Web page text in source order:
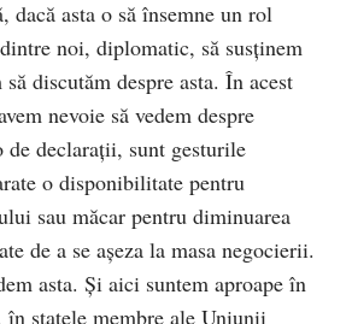
dacă asta o să însemne un rol
noi, diplomatic, să susţinem
discutăm despre asta. În acest
nevoie să vedem despre
declaraţii, sunt gesturile
o disponibilitate pentru
sau măcar pentru diminuarea
de a se aşeza la masa negocierii.
asta. Şi aici suntem aproape în
în statele membre ale Uniunii